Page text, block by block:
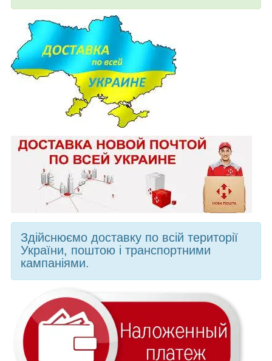
Здійснюємо доставку по всій території
України, поштою і транспортними
кампаніями.